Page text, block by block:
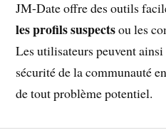
JM-Date offre des outils
les profils suspectsou les
Les utilisateurs peuvent
sécurité de la communauté
de tout problème potentiel.